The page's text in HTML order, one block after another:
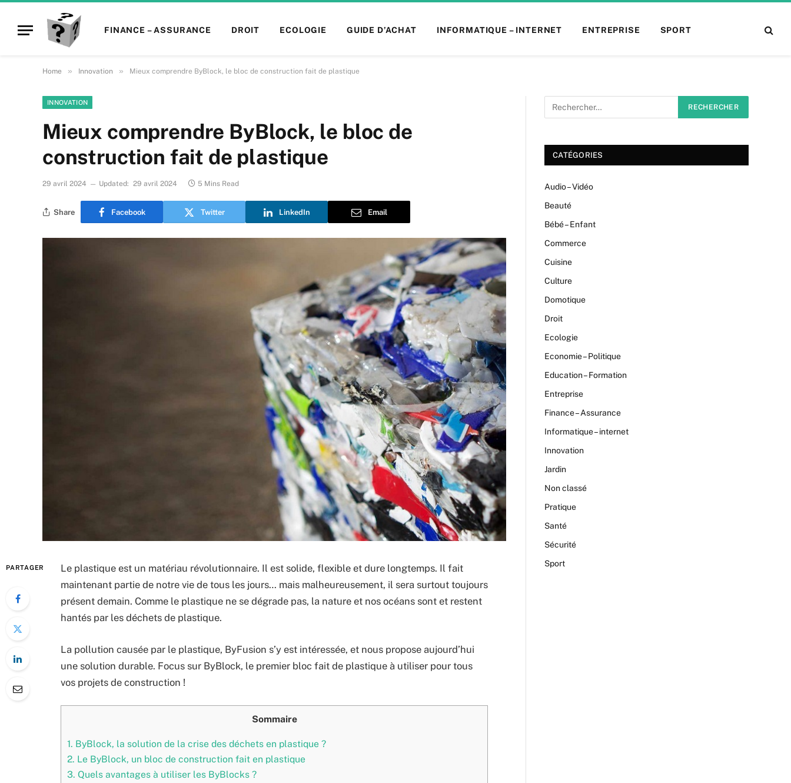
FINANCE – ASSURANCE DROIT ECOLOGIE GUIDE D’ACHAT INFORMATIQUE – INTERNET ENTREPRISE SPORT
Home » Innovation » Mieux comprendre ByBlock, le bloc de construction fait de plastique
INNOVATION
Mieux comprendre ByBlock, le bloc de
construction fait de plastique
29 avril 2024 Updated: 29 avril 2024 5 Mins Read
Share Facebook Twitter LinkedIn Email
PARTAGER
Le plastique est un matériau révolutionnaire. Il est solide, flexible et dure longtemps. Il fait
maintenant partie de notre vie de tous les jours… mais malheureusement, il sera surtout toujours
présent demain. Comme le plastique ne se dégrade pas, la nature et nos océans sont et restent
hantés par les déchets de plastique.
La pollution causée par le plastique, ByFusion s’y est intéressée, et nous propose aujourd’hui
une solution durable. Focus sur ByBlock, le premier bloc fait de plastique à utiliser pour tous
vos projets de construction !
Sommaire
1. ByBlock, la solution de la crise des déchets en plastique ?
2. Le ByBlock, un bloc de construction fait en plastique
3. Quels avantages à utiliser les ByBlocks ?
CATÉGORIES
Audio – Vidéo
Beauté
Bébé – Enfant
Commerce
Cuisine
Culture
Domotique
Droit
Ecologie
Economie – Politique
Education – Formation
Entreprise
Finance – Assurance
Informatique – internet
Innovation
Jardin
Non classé
Pratique
Santé
Sécurité
Sport